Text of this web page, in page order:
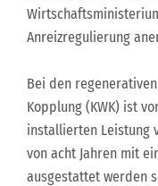
Anreizregulierung
Bei den
Kopplung (KWK) ist
installierten Leistung
von acht Jahren mit
ausgestattet werden